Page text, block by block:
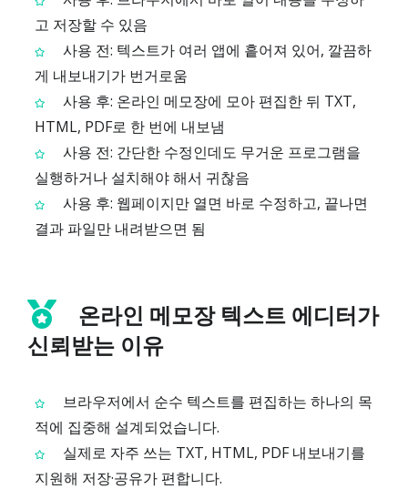
고 저장할 수 있음
사용 전: 텍스트가 여러 앱에 흩어져 있어, 깔끔하
게 내보내기가 번거로움
사용 후: 온라인 메모장에 모아 편집한 뒤 TXT,
HTML, PDF로 한 번에 내보냄
사용 전: 간단한 수정인데도 무거운 프로그램을
실행하거나 설치해야 해서 귀찮음
사용 후: 웹페이지만 열면 바로 수정하고, 끝나면
결과 파일만 내려받으면 됨
온라인 메모장 텍스트 에디터가
신뢰받는 이유
브라우저에서 순수 텍스트를 편집하는 하나의 목
적에 집중해 설계되었습니다.
실제로 자주 쓰는 TXT, HTML, PDF 내보내기를
지원해 저장·공유가 편합니다.